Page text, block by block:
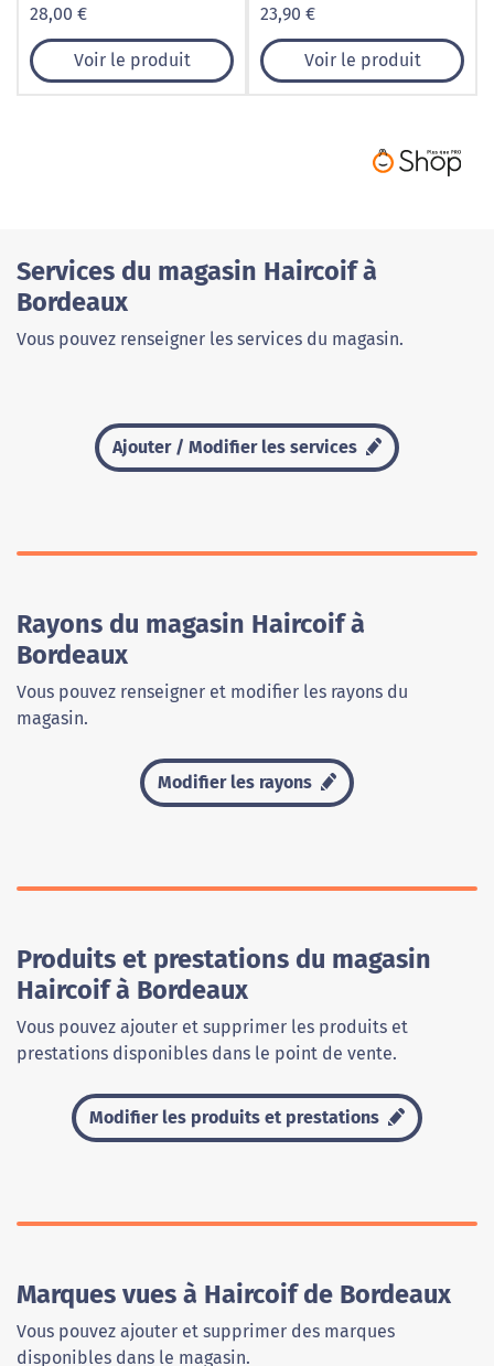
28,00 €
Voir le produit
23,90 €
Voir le produit
Services du magasin Haircoif à
Bordeaux
Vous pouvez renseigner les services du magasin.
Ajouter / Modifier les services
Rayons du magasin Haircoif à
Bordeaux
Vous pouvez renseigner et modifier les rayons du
magasin.
Modifier les rayons
Produits et prestations du magasin
Haircoif à Bordeaux
Vous pouvez ajouter et supprimer les produits et
prestations disponibles dans le point de vente.
Modifier les produits et prestations
Marques vues à Haircoif de Bordeaux
Vous pouvez ajouter et supprimer des marques
disponibles dans le magasin.